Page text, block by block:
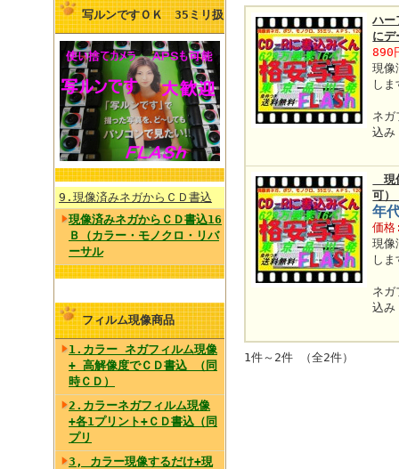
写ルンですＯＫ 35ミリ扱
9.現像済みネガからＣＤ書込
現像済みネガからＣＤ書込16
Ｂ（カラー・モノクロ・リバ
ーサル
フィルム現像商品
1.カラー ネガフィルム現像
+ 高解像度でＣＤ書込 （同
時ＣＤ）
2.カラーネガフィルム現像
+各1プリント+ＣＤ書込（同
プリ
3, カラー現像するだけ+現
ハ
に
890
現像
しま
ネ
込み
現
可
年
価
現像
しま
ネ
込み
1件～2件 （全2件）